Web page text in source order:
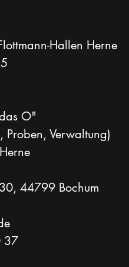
Hallen Herne
O"
Proben, Verwaltung)
44799 Bochum
37